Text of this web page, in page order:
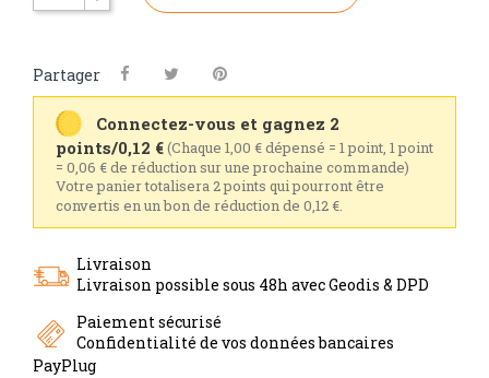
Partager
Connectez-vous et gagnez 2
points/0,12 €(Chaque 1,00 € dépensé = 1 point, 1 point
= 0,06 € de réduction sur une prochaine commande)
Votre panier totalisera 2 points qui pourront être
convertis en un bon de réduction de 0,12 €.
Livraison
Livraison possible sous 48h avec Geodis & DPD
Paiement sécurisé
Confidentialité de vos données bancaires
PayPlug